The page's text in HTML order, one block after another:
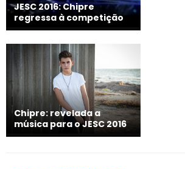
JESC 2016: Chipre
regressa à competição
Chipre: revelada a
música para o JESC 2016